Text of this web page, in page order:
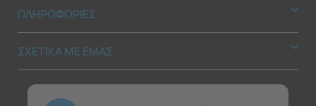
ΠΛΗΡΟΦΟΡΙΕΣ
ΣΧΕΤΙΚΑ ΜΕ ΕΜΑΣ